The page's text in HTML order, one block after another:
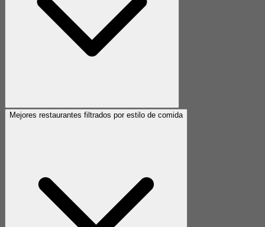
Mejores restaurantes filtrados por estilo de comida